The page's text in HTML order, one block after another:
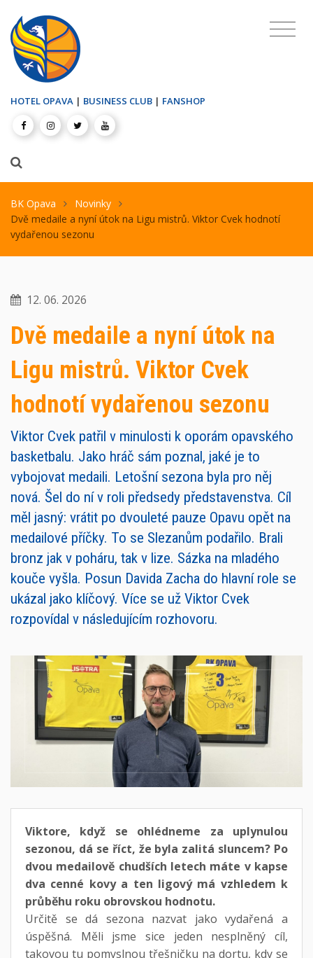
HOTEL OPAVA | BUSINESS CLUB | FANSHOP
BK Opava
Novinky
Dvě medaile a nyní útok na Ligu mistrů. Viktor Cvek hodnotí
vydařenou sezonu
12. 06. 2026
Dvě medaile a nyní útok na
Ligu mistrů. Viktor Cvek
hodnotí vydařenou sezonu
Viktor Cvek patřil v minulosti k oporám opavského
basketbalu. Jako hráč sám poznal, jaké je to
vybojovat medaili. Letošní sezona byla pro něj
nová. Šel do ní v roli předsedy představenstva. Cíl
měl jasný: vrátit po dvouleté pauze Opavu opět na
medailové příčky. To se Slezanům podařilo. Brali
bronz jak v poháru, tak v lize. Sázka na mladého
kouče vyšla. Posun Davida Zacha do hlavní role se
ukázal jako klíčový. Více se už Viktor Cvek
rozpovídal v následujícím rozhovoru.
Viktore, když se ohlédneme za uplynulou
sezonou, dá se říct, že byla zalitá sluncem? Po
dvou medailově chudších letech máte v kapse
dva cenné kovy a ten ligový má vzhledem k
průběhu roku obrovskou hodnotu.
Určitě se dá sezona nazvat jako vydařená a
úspěšná. Měli jsme sice jeden nesplněný cíl,
takovou tu pomyslnou třešničku na dortu, kdy se